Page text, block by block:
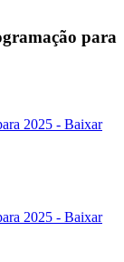
para
2025 - Baixar
2025 - Baixar